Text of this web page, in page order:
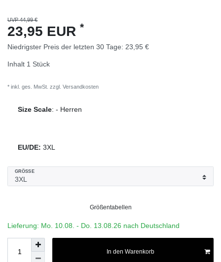
UVP 44,99 €
23,95 EUR *
Niedrigster Preis der letzten 30 Tage: 23,95 €
Inhalt 1 Stück
* inkl. ges. MwSt. zzgl. Versandkosten
Size Scale: - Herren
EU/DE: 3XL
GRÖSSE
Größentabellen
Lieferung: Mo. 10.08. - Do. 13.08.26 nach Deutschland
In den Warenkorb